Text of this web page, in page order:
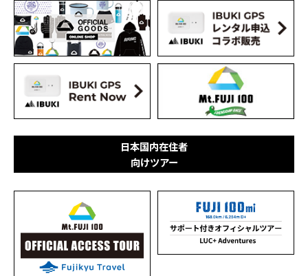
日本国内在住者
向けツアー